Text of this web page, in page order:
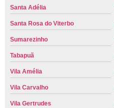
Santa Adélia
Santa Rosa do Viterbo
Sumarezinho
Tabapuã
Vila Amélia
Vila Carvalho
Vila Gertrudes